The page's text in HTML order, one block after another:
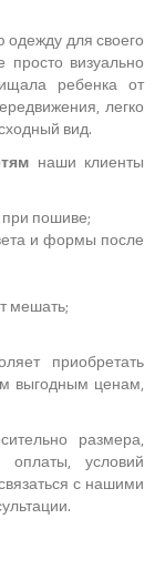
для своего
визуально
ребенка от
легко
вид.
наши клиенты
пошиве;
и формы после
мешать;
приобретать
выгодным ценам,
размера,
оплаты, условий
с нашими